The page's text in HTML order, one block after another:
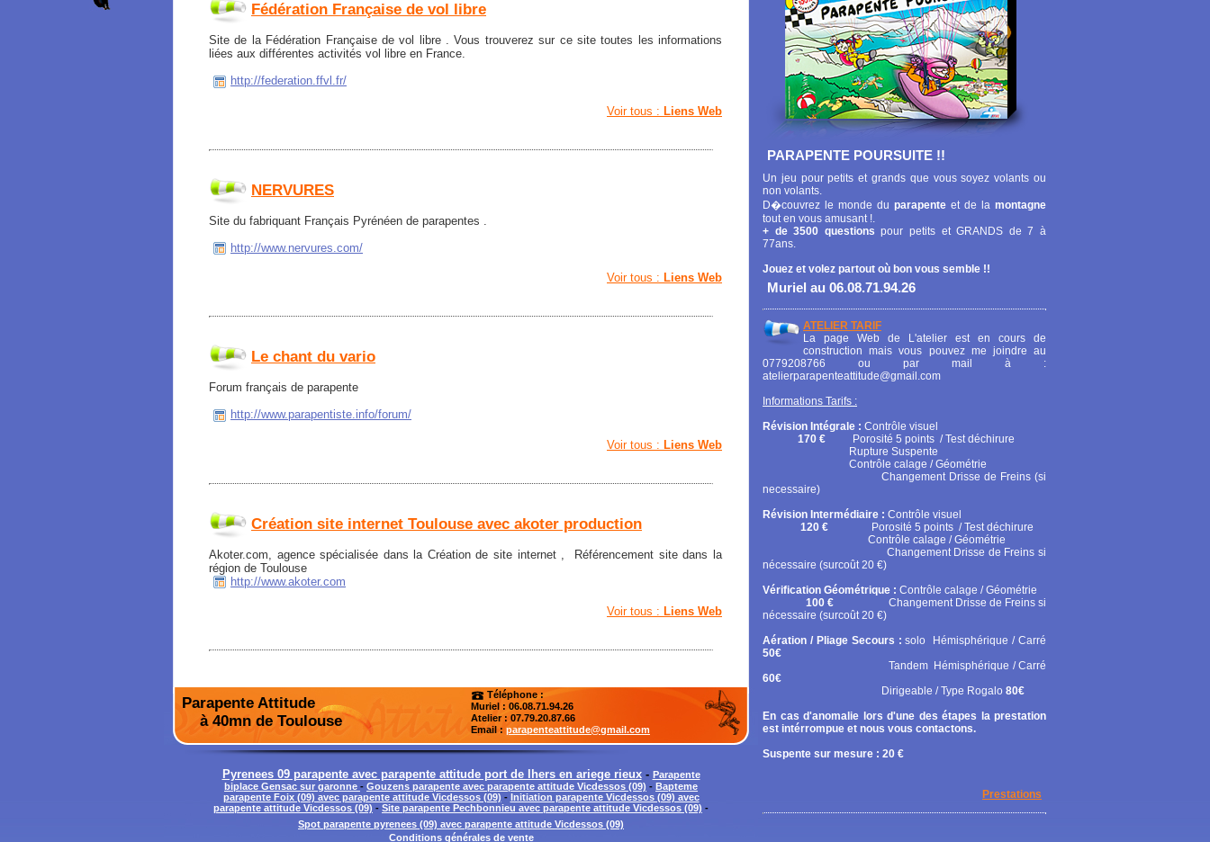
Fédération Française de vol libre
Site de la Fédération Française de vol libre . Vous trouverez sur ce site toutes les informations
liées aux différentes activités vol libre en France.
http://federation.ffvl.fr/
Voir tous : Liens Web
NERVURES
Site du fabriquant Français Pyrénéen de parapentes .
http://www.nervures.com/
Voir tous : Liens Web
Le chant du vario
Forum français de parapente
http://www.parapentiste.info/forum/
Voir tous : Liens Web
Création site internet Toulouse avec akoter production
Akoter.com, agence spécialisée dans la Création de site internet , Référencement site dans la
région de Toulouse
http://www.akoter.com
Voir tous : Liens Web
Parapente Attitude
à 40mn de Toulouse
Téléphone :
Muriel : 06.08.71.94.26
Atelier: 07.79.20.87.66
Email : parapenteattitude@gmail.com
Pyrenees 09 parapente avec parapente attitude port de lhers en ariege rieux- Parapente
biplace Gensac sur garonne - Gouzens parapente avec parapente attitude Vicdessos (09) - Bapteme
parapente Foix (09) avec parapente attitude Vicdessos (09) - Initiation parapente Vicdessos (09) avec
parapente attitude Vicdessos (09) - Site parapente Pechbonnieu avec parapente attitude Vicdessos (09) -
Spot parapente pyrenees (09) avec parapente attitude Vicdessos (09)
Conditions générales de vente
PARAPENTE POURSUITE !!
Un jeu pour petits et grands que vous soyez volants ou
non volants.
D�couvrez le monde du parapente et de la montagne
tout en vous amusant !.
+ de 3500 questions pour petits et GRANDS de 7 à
77ans.
Jouez et volez partout où bon vous semble !!
Muriel au 06.08.71.94.26
ATELIER TARIF
La page Web de L'atelier est en cours de
construction mais vous pouvez me joindre au
0779208766 ou par mail à :
atelierparapenteattitude@gmail.com
Informations Tarifs :
Révision Intégrale : Contrôle visuel
170 € Porosité 5 points / Test déchirure
Rupture Suspente
Contrôle calage / Géométrie
Changement Drisse de Freins (si
necessaire)
Révision Intermédiaire : Contrôle visuel
120 € Porosité 5 points / Test déchirure
Contrôle calage / Géométrie
Changement Drisse de Freins si
nécessaire (surcoût 20 €)
Vérification Géométrique : Contrôle calage / Géométrie
100 € Changement Drisse de Freins si
nécessaire (surcoût 20 €)
Aération / Pliage Secours :solo
Hémisphérique / Carré
50€
Tandem Hémisphérique / Carré
60€
Dirigeable / Type Rogalo 80€
En cas d'anomalie lors d'une des étapes la prestation
est intérrompue et nous vous contactons.
Suspente sur mesure : 20 €
Prestations